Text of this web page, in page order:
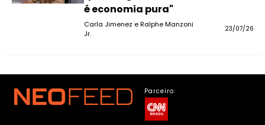
é economia pura"
Carla Jimenez e Ralphe Manzoni
Jr.
23/07/26
Parceiro: